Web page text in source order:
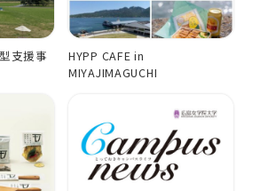
支援事
HYPP CAFE in
MIYAJIMAGUCHI